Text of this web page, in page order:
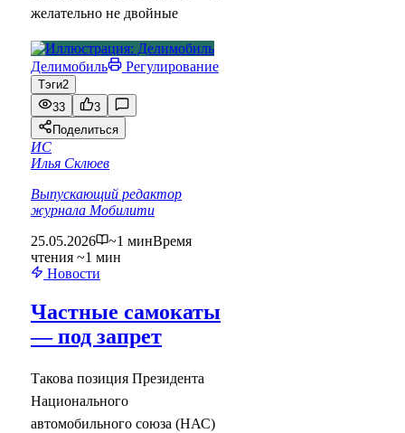
желательно не двойные
Делимобиль Регулирование
Тэги2
33
3
Поделиться
ИС
Илья Склюев
Выпускающий редактор
журнала Мобилити
25.05.2026
~1 минВремя
чтения ~1 мин
Новости
Частные самокаты
— под запрет
Такова позиция Президента
Национального
автомобильного союза (НАС)